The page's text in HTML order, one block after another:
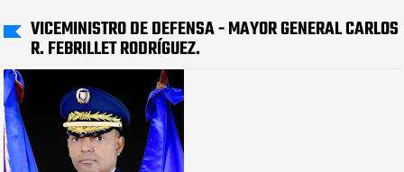
VICEMINISTRO DE DEFENSA - MAYOR GENERAL CARLOS
R. FEBRILLET RODRÍGUEZ.